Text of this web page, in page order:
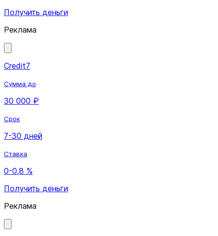
Получить деньги
Реклама
Credit7
Сумма до
30 000 ₽
Срок
7-30 дней
Ставка
0-0,8 %
Получить деньги
Реклама